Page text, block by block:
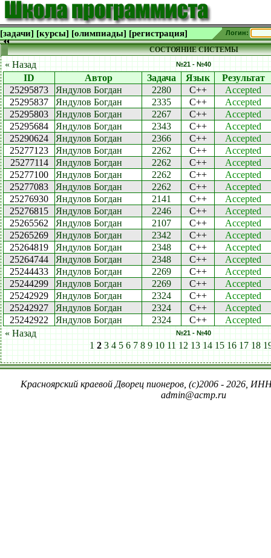
[задачи] [курсы] [олимпиады] [регистрация] Логин:
СОСТОЯНИЕ СИСТЕМЫ
« Назад №21 - №40
ID Автор Задача Язык
Результат
25295873
Яндулов Богдан 2280 C++
Accepted
25295837
Яндулов Богдан 2335 C++
Accepted
25295803
Яндулов Богдан 2267 C++
Accepted
25295684
Яндулов Богдан 2343 C++
Accepted
25290624
Яндулов Богдан 2366 C++
Accepted
25277123
Яндулов Богдан 2262 C++
Accepted
25277114
Яндулов Богдан 2262 C++
Accepted
25277100
Яндулов Богдан 2262 C++
Accepted
25277083
Яндулов Богдан 2262 C++
Accepted
25276930
Яндулов Богдан 2141 C++
Accepted
25276815
Яндулов Богдан 2246 C++
Accepted
25265562
Яндулов Богдан 2107 C++
Accepted
25265269
Яндулов Богдан 2342 C++
Accepted
25264819
Яндулов Богдан 2348 C++
Accepted
25264744
Яндулов Богдан 2348 C++
Accepted
25244433
Яндулов Богдан 2269 C++
Accepted
25244299
Яндулов Богдан 2269 C++
Accepted
25242929
Яндулов Богдан 2324 C++
Accepted
25242927
Яндулов Богдан 2324 C++
Accepted
25242922
Яндулов Богдан 2324 C++
Accepted
« Назад
№21 - №40
1 2 3 4 5 6 7 8 9 10 11 12 13 14 15 16 17 18
Красноярский краевой Дворец пионеров, (c)2006 - 2026,
admin@acmp.ru